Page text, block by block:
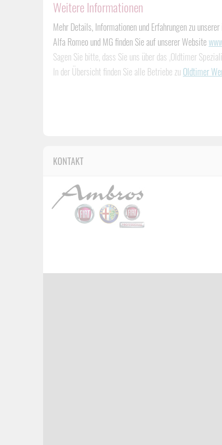
Weitere Informationen
Mehr Details, Informationen und Erfahrungen zu
Alfa Romeo und MG finden Sie auf unserer Website
Sagen Sie bitte, dass Sie uns über das ‚Oldtimer
In der Übersicht finden Sie alle Betriebe zu Oldtimer
KONTAKT